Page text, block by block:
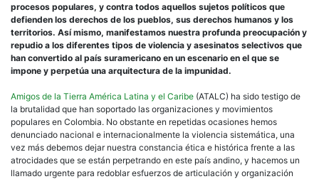
la
procesos populares, y contra todos aquellos sujetos políticos que
defienden los derechos de los pueblos, sus derechos humanos y los
territorios. Así mismo, manifestamos nuestra profunda preocupación y
repudio a los diferentes tipos de violencia y asesinatos selectivos que
han convertido al país suramericano en un escenario en el que se
impone y perpetúa una arquitectura de la impunidad.
Amigos de la Tierra América Latina y el Caribe (ATALC) ha sido testigo de
la brutalidad que han soportado las organizaciones y movimientos
populares en Colombia. No obstante en repetidas ocasiones hemos
denunciado nacional e internacionalmente la violencia sistemática, una
vez más debemos dejar nuestra constancia ética e histórica frente a las
atrocidades que se están perpetrando en este país andino, y hacemos un
llamado urgente para redoblar esfuerzos de articulación y organización